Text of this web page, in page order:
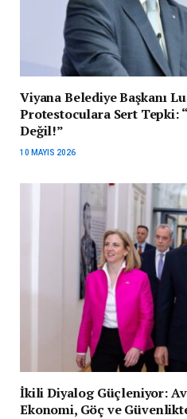
Viyana Belediye Başkanı
Protestoculara Sert Tepki:
Değil!”
10 MAYIS 2026
İkili Diyalog Güçleniyor:
Ekonomi, Göç ve